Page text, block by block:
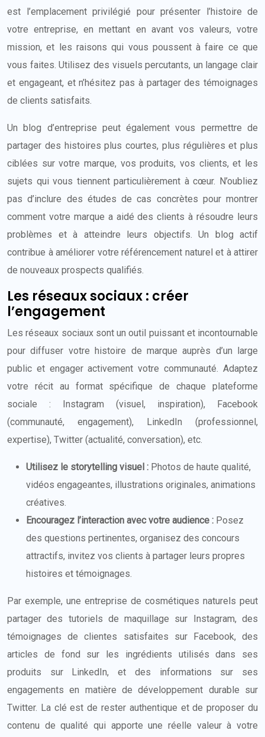
est l’emplacement privilégié pour présenter l’histoire de
votre entreprise, en mettant en avant vos valeurs, votre
mission, et les raisons qui vous poussent à faire ce que
vous faites. Utilisez des visuels percutants, un langage clair
et engageant, et n’hésitez pas à partager des témoignages
de clients satisfaits.
Un blog d’entreprise peut également vous permettre de
partager des histoires plus courtes, plus régulières et plus
ciblées sur votre marque, vos produits, vos clients, et les
sujets qui vous tiennent particulièrement à cœur. N’oubliez
pas d’inclure des études de cas concrètes pour montrer
comment votre marque a aidé des clients à résoudre leurs
problèmes et à atteindre leurs objectifs. Un blog actif
contribue à améliorer votre référencement naturel et à attirer
de nouveaux prospects qualifiés.
Les réseaux sociaux : créer
l’engagement
Les réseaux sociaux sont un outil puissant et incontournable
pour diffuser votre histoire de marque auprès d’un large
public et engager activement votre communauté. Adaptez
votre récit au format spécifique de chaque plateforme
sociale : Instagram (visuel, inspiration), Facebook
(communauté, engagement), LinkedIn (professionnel,
expertise), Twitter (actualité, conversation), etc.
Utilisez le storytelling visuel : Photos de haute qualité,
vidéos engageantes, illustrations originales, animations
créatives.
Encouragez l’interaction avec votre audience : Posez
des questions pertinentes, organisez des concours
attractifs, invitez vos clients à partager leurs propres
histoires et témoignages.
Par exemple, une entreprise de cosmétiques naturels peut
partager des tutoriels de maquillage sur Instagram, des
témoignages de clientes satisfaites sur Facebook, des
articles de fond sur les ingrédients utilisés dans ses
produits sur LinkedIn, et des informations sur ses
engagements en matière de développement durable sur
Twitter. La clé est de rester authentique et de proposer du
contenu de qualité qui apporte une réelle valeur à votre